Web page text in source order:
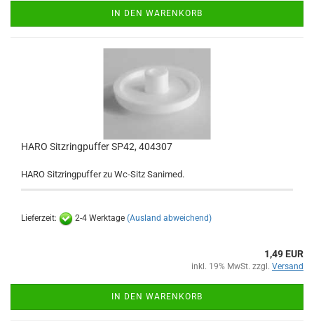
IN DEN WARENKORB
HARO Sitzringpuffer SP42, 404307
HARO Sitzringpuffer zu Wc-Sitz Sanimed.
Lieferzeit: 2-4 Werktage (Ausland abweichend)
1,49 EUR
inkl. 19% MwSt. zzgl. Versand
IN DEN WARENKORB